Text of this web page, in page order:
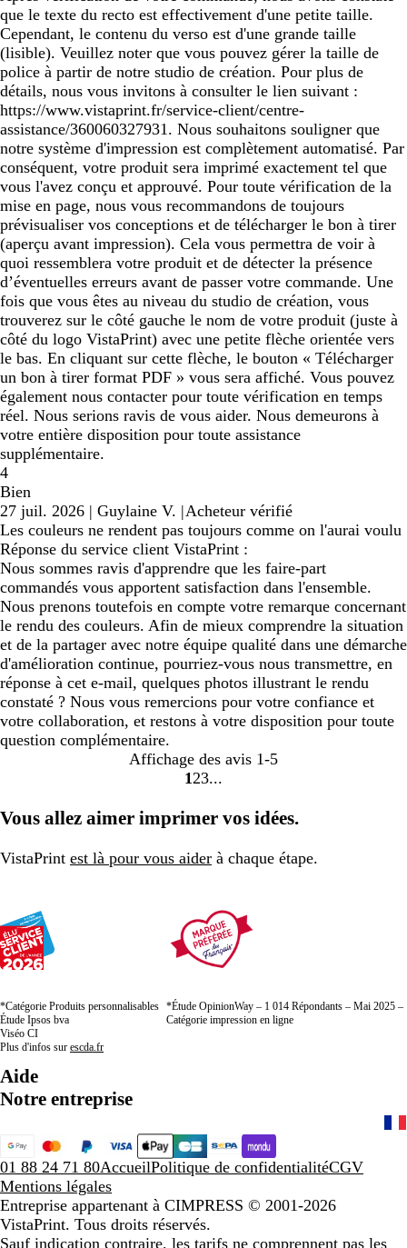
que le texte du recto est effectivement d'une petite taille.
Cependant, le contenu du verso est d'une grande taille
(lisible). Veuillez noter que vous pouvez gérer la taille de
police à partir de notre studio de création. Pour plus de
détails, nous vous invitons à consulter le lien suivant :
https://www.vistaprint.fr/service-client/centre-
assistance/360060327931. Nous souhaitons souligner que
notre système d'impression est complètement automatisé. Par
conséquent, votre produit sera imprimé exactement tel que
vous l'avez conçu et approuvé. Pour toute vérification de la
mise en page, nous vous recommandons de toujours
prévisualiser vos conceptions et de télécharger le bon à tirer
(aperçu avant impression). Cela vous permettra de voir à
quoi ressemblera votre produit et de détecter la présence
d’éventuelles erreurs avant de passer votre commande. Une
fois que vous êtes au niveau du studio de création, vous
trouverez sur le côté gauche le nom de votre produit (juste à
côté du logo VistaPrint) avec une petite flèche orientée vers
le bas. En cliquant sur cette flèche, le bouton « Télécharger
un bon à tirer format PDF » vous sera affiché. Vous pouvez
également nous contacter pour toute vérification en temps
réel. Nous serions ravis de vous aider. Nous demeurons à
votre entière disposition pour toute assistance
supplémentaire.
4
Bien
27 juil. 2026 | Guylaine V. |Acheteur vérifié
Les couleurs ne rendent pas toujours comme on l'aurai voulu
Réponse du service client VistaPrint :
Nous sommes ravis d'apprendre que les faire-part
commandés vous apportent satisfaction dans l'ensemble.
Nous prenons toutefois en compte votre remarque concernant
le rendu des couleurs. Afin de mieux comprendre la situation
et de la partager avec notre équipe qualité dans une démarche
d'amélioration continue, pourriez-vous nous transmettre, en
réponse à cet e-mail, quelques photos illustrant le rendu
constaté ? Nous vous remercions pour votre confiance et
votre collaboration, et restons à votre disposition pour toute
question complémentaire.
Affichage des avis 1-5
Accéder
la
1 Accéder
la
2 Accéder
la
3
Vous allez aimer imprimer vos idées.
VistaPrint est là pour vous aider à chaque étape.
*Catégorie Produits personnalisables
Étude Ipsos bva
Viséo CI
Plus d'infos sur escda.fr
*Étude OpinionWay – 1 014 Répondants – Mai 2025 –
Catégorie impression en ligne
Aide
Notre entreprise
01 88 24 71 80AccueilPolitique de confidentialitéCGV
Mentions légales
Entreprise appartenant à CIMPRESS © 2001-2026
VistaPrint. Tous droits réservés.
Sauf indication contraire, les tarifs ne comprennent pas les